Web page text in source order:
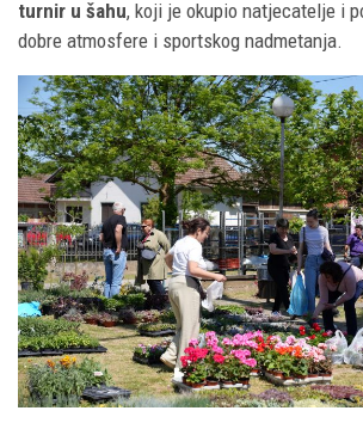
turnir u šahu, koji je okupio natjecatelje i
dobre atmosfere i sportskog nadmetanja.